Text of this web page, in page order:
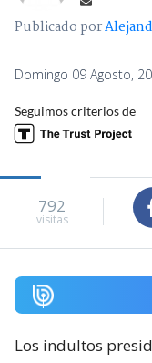
Publicado por
Domingo 09 Agosto,
Seguimos criterios de
792
visitas
Los indultos